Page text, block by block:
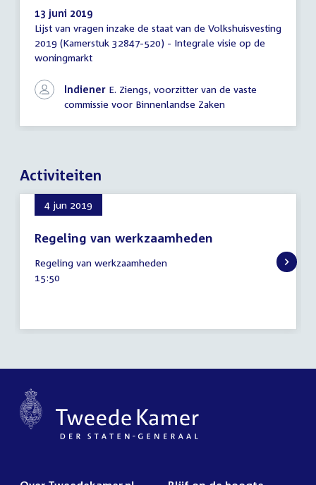
Lijst
van
vragen
13 juni 2019
Lijst van vragen inzake de staat van de Volkshuisvesting
2019 (Kamerstuk 32847-520) - Integrale visie op de
woningmarkt
Indiener E. Ziengs, voorzitter van de vaste
commissie voor Binnenlandse Zaken
Activiteiten
4 jun 2019
Regeling van werkzaamheden
juni
2019
Regeling van werkzaamheden
Tijd
15:50